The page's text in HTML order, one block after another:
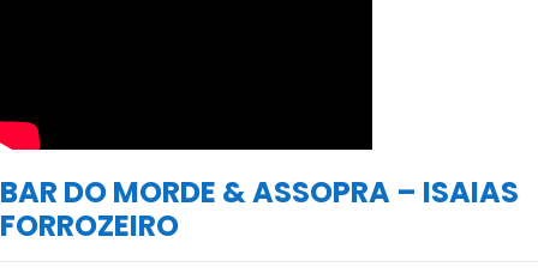
BAR DO MORDE & ASSOPRA – ISAIAS
FORROZEIRO